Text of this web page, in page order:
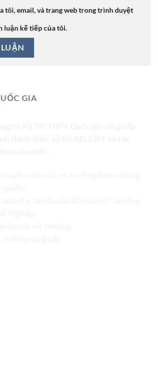
tôi, email, và trang web trong trình duyệt
luận kế tiếp của tôi.
GIA